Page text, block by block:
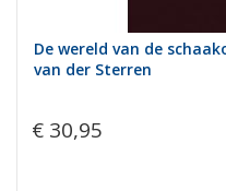
De wereld van de
van der Sterren
€ 30,95